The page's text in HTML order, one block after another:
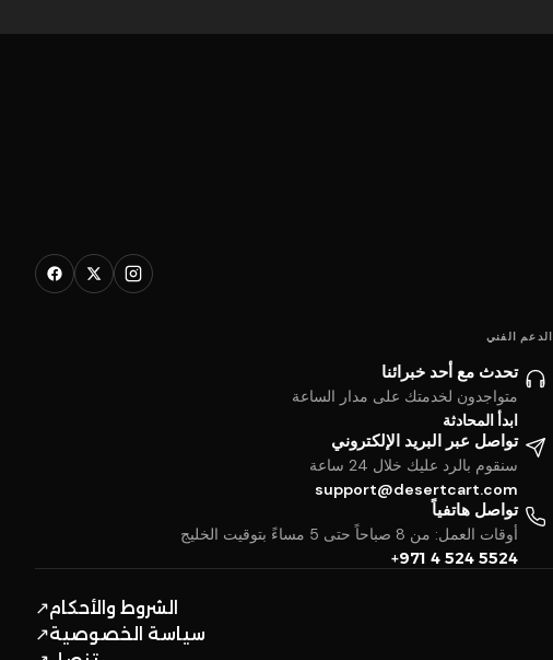
الدعم الفني
تحدث مع أحد خبرائنا
متواجدون لخدمتك على مدار الساعة
ابدأ المحادثة
تواصل عبر البريد الإلكتروني
سنقوم بالرد عليك خلال 24 ساعة
support@desertcart.com
تواصل هاتفياً
أوقات العمل: من 8 صباحاً حتى 5 مساءً بتوقيت الخليج
+971 4 524 5524
الشروط والأحكام↗
سياسة الخصوصية↗